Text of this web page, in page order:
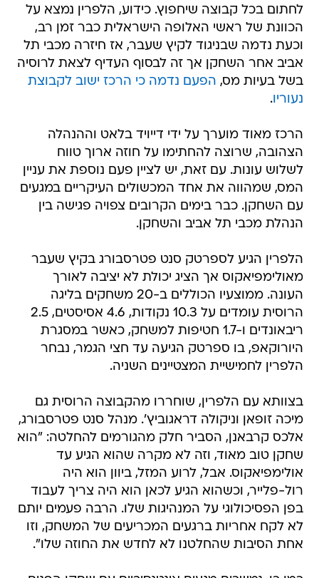
לחתום בכל קבוצה שיחפוץ. כידוע, הלפרין נמצא על
הכוונת של ראשי האלופה הישראלית כבר זמן רב,
וכעת נדמה שבניגוד לקיץ שעבר, אז חיזרה מכבי תל
אביב אחר השחקן אך זה לבסוף העדיף לצאת לרוסיה
בשל בעיות מס, הפעם נדמה כי הרכז ישוב לקבוצת
נעוריו.
הרכז מאוד מוערך על ידי דייויד בלאט וההנהלה
הצהובה, שרוצה להחתימו על חוזה ארוך טווח
לשלוש עונות. עם זאת, יש לציין פעם נוספת את עניין
המס, שמהווה את אחד המכשולים העיקריים במגעים
עם השחקן. כבר בימים הקרובים צפויה פגישה בין
הנהלת מכבי תל אביב והשחקן.
הלפרין הגיע לספרטק סנט פטרסבורג בקיץ שעבר
מאולימפיאקוס אך הציג יכולת לא יציבה לאורך
העונה. ממוצעיו הכוללים ב-20 משחקים בליגה
הרוסית עומדים על 10.3 נקודות, 4.6 אסיסטים, 2.5
ריבאונדים ו-1.7 חטיפות למשחק, כאשר במסגרת
היורוקאפ, בו ספרטק הגיעה עד חצי הגמר, נבחר
הלפרין לחמישיית המצטיינים השניה.
בצוותא עם הלפרין, שוחררו מהקבוצה הרוסית גם
מיכה זופאן וניקולה דראגוביץ'. מנהל סנט פטרסבורג,
אלכס קרבאנן, הסביר חלק מהגורמים להחלטה: "הוא
שחקן טוב מאוד, וזה לא מקרה שהוא הגיע עד
אולימפיאקוס. אבל, לרוע המזל, ביוון הוא היה
רול-פלייר, וכשהוא הגיע לכאן הוא היה צריך לעבוד
בפן הפסיכולוגי על המנהיגות שלו. הרבה פעמים יותם
לא לקח אחריות ברגעים המכריעים של המשחק, וזו
אחת הסיבות שהחלטנו לא לחדש את החוזה שלו".